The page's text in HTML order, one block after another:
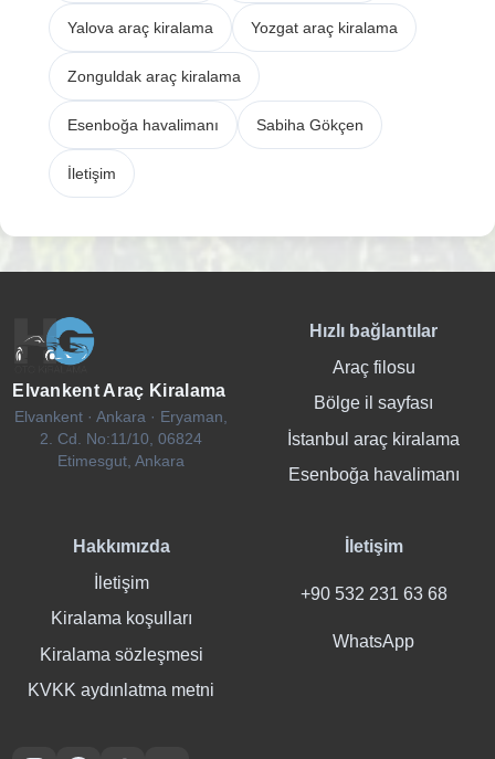
Yalova araç kiralama Yozgat araç kiralama
Zonguldak araç kiralama
Esenboğa havalimanı Sabiha Gökçen
İletişim
Elvankent Araç Kiralama
Elvankent · Ankara · Eryaman,
2. Cd. No:11/10, 06824
Etimesgut, Ankara
Hızlı bağlantılar
Araç filosu
Bölge il sayfası
İstanbul araç kiralama
Esenboğa havalimanı
Hakkımızda
İletişim
Kiralama koşulları
Kiralama sözleşmesi
KVKK aydınlatma metni
İletişim
+90 532 231 63 68
WhatsApp